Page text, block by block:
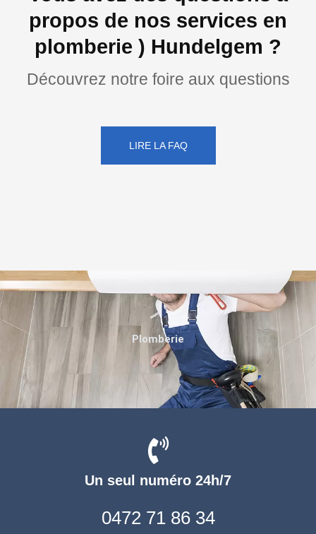
propos de nos services en
plomberie ) Hundelgem ?
Découvrez notre foire aux questions
LIRE LA FAQ
Un seul numéro 24h/7
0472 71 86 34
Plomberie